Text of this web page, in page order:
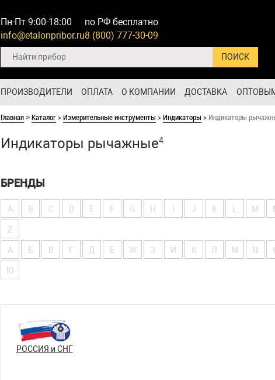
Пн-Пт 9:00-18:00
info@etalonpribor.ru
по РФ бесплатно
8 (800) 777-30-09
ПРОИЗВОДИТЕЛИ ОПЛАТА О КОМПАНИИ ДОСТАВКА
Главная >Каталог>Измерительные инструменты >Индикаторы > Индикаторы
Индикаторы рычажные4
БРЕНДЫ
A B C D E F G H J K M
Z
А Б В Г Д Е Ж З И К Л М Н
Ю
РОССИЯ и СНГ